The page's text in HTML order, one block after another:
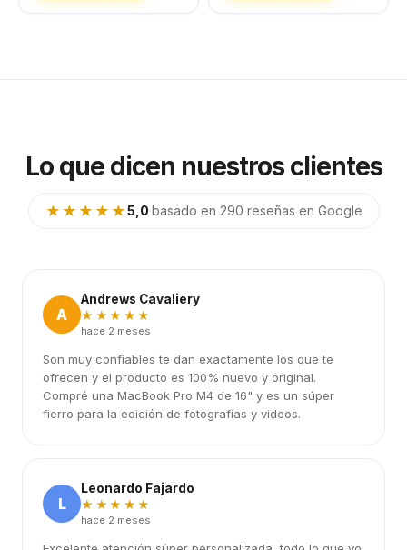
Lo que dicen nuestros clientes
★★★★★5,0·basado en 290 reseñas en Google
A
Andrews Cavaliery
★★★★★
hace 2 meses
Son muy confiables te dan exactamente los que te
ofrecen y el producto es 100% nuevo y original.
Compré una MacBook Pro M4 de 16" y es un súper
fierro para la edición de fotografías y videos.
L
Leonardo Fajardo
★★★★★
hace 2 meses